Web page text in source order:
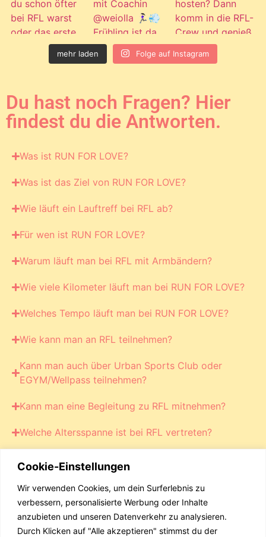
Cookie-Einstellungen
Wir verwenden Cookies, um dein Surferlebnis zu
verbessern, personalisierte Werbung oder Inhalte
anzubieten und unseren Datenverkehr zu analysieren.
Durch Klicken auf "Alle akzeptieren" stimmst du der
mehr laden Folge auf Instagram
Du hast noch Fragen? Hier
findest du die Antworten.
Was ist RUN FOR LOVE?
Was ist das Ziel von RUN FOR LOVE?
Wie läuft ein Lauftreff bei RFL ab?
Für wen ist RUN FOR LOVE?
Warum läuft man bei RFL mit Armbändern?
Wie viele Kilometer läuft man bei RUN FOR LOVE?
Welches Tempo läuft man bei RUN FOR LOVE?
Wie kann man an RFL teilnehmen?
Kann man auch über Urban Sports Club oder
EGYM/Wellpass teilnehmen?
Kann man eine Begleitung zu RFL mitnehmen?
Welche Altersspanne ist bei RFL vertreten?
etc.) während des Laufs?
Gibt es RUN FOR LOVE bei STRAVA?
Gibt es RUN FOR LOVE auch in anderen Städten?